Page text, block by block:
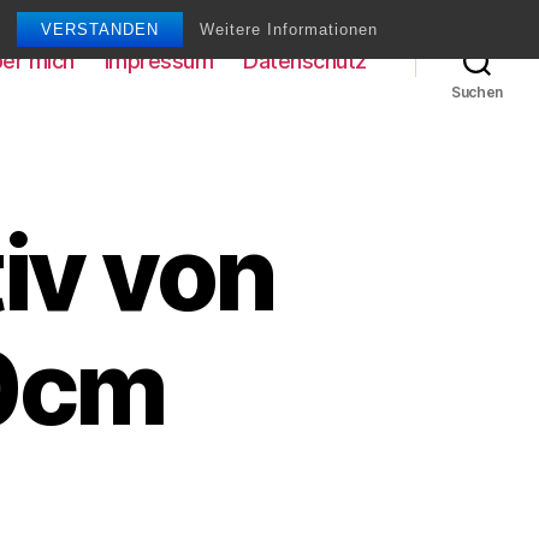
VERSTANDEN Weitere Informationen
mich Impressum Datenschutz
Suchen
von